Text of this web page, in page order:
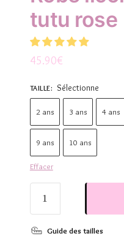
tutu rose
45.90€
TAILLE: Sélectionne
2 ans 3 ans 4 ans
9 ans 10 ans
Effacer
Guide des tailles